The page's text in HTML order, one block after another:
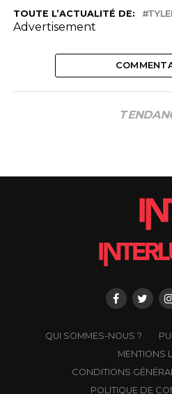
TOUTE L’ACTUALITÉ DE:
Advertisement
QUI SOMMES-NOUS ?
MENTIONS
CONDITIONS
POLITIQUE DE